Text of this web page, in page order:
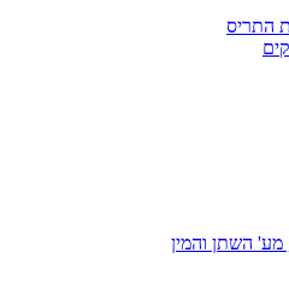
התריס
השתן והמין